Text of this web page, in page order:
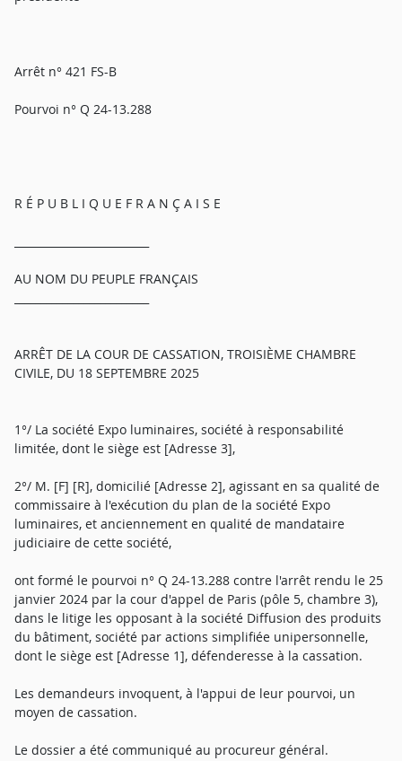
Arrêt n° 421 FS-B
Pourvoi n° Q 24-13.288
R É P U B L I Q U E F R A N Ç A I S E
AU NOM DU PEUPLE FRANÇAIS
ARRÊT DE LA COUR DE CASSATION, TROISIÈME CHAMBRE
CIVILE, DU 18 SEPTEMBRE 2025
1°/ La société Expo luminaires, société à responsabilité
limitée, dont le siège est [Adresse 3],
2°/ M. [F] [R], domicilié [Adresse 2], agissant en sa qualité de
commissaire à l'exécution du plan de la société Expo
luminaires, et anciennement en qualité de mandataire
judiciaire de cette société,
ont formé le pourvoi n° Q 24-13.288 contre l'arrêt rendu le 25
janvier 2024 par la cour d'appel de Paris (pôle 5, chambre 3),
dans le litige les opposant à la société Diffusion des produits
du bâtiment, société par actions simplifiée unipersonnelle,
dont le siège est [Adresse 1], défenderesse à la cassation.
Les demandeurs invoquent, à l'appui de leur pourvoi, un
moyen de cassation.
Le dossier a été communiqué au procureur général.